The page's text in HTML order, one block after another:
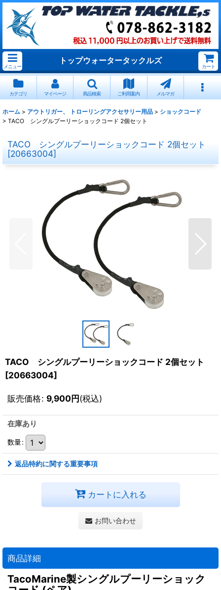
メニュー
トップウォータータックルズ
カート
カテゴリ マイページ 商品検索 ご利用案内 メルマガ
ホーム > アウトリガー、 トローリングアクセサリー用品 > ショックコード
> TACO シングルプーリーショックコード 2個セット
TACO シングルプーリーショックコード 2個セット
[20663004]
TACO シングルプーリーショックコード 2個セット
[20663004]
販売価格: 9,900円(税込)
在庫あり
数量:
返品特約に関する重要事項
カートに入れる
お問い合わせ
商品詳細
TacoMarine製シングルプーリーショック